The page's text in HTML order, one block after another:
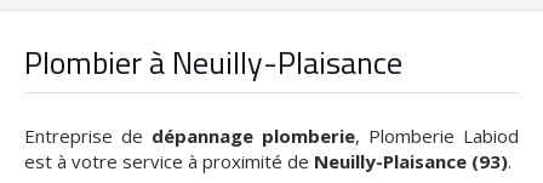
Plombier à Neuilly-Plaisance
Entreprise de dépannage plomberie, Plomberie Labiod
est à votre service à proximité de Neuilly-Plaisance (93).